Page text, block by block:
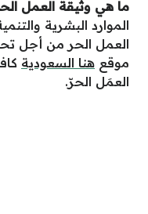
ما هي وثيقة العمل
الموارد البشرية
العمل الحر من أجل
موقع هنا السعودية
العمَل الحرّ.